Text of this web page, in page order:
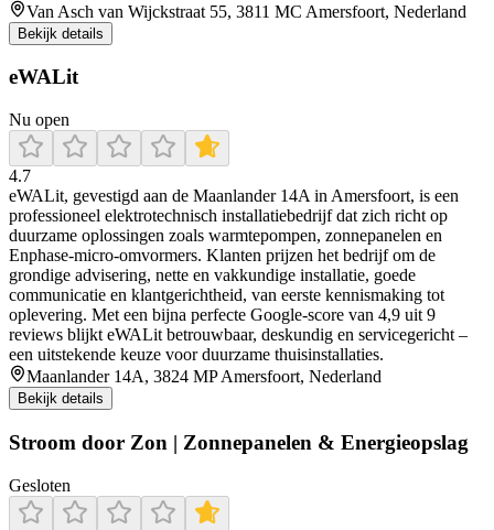
Van Asch van Wijckstraat 55, 3811 MC Amersfoort, Nederland
Bekijk details
eWALit
Nu open
4.7
eWALit, gevestigd aan de Maanlander 14A in Amersfoort, is een
professioneel elektrotechnisch installatiebedrijf dat zich richt op
duurzame oplossingen zoals warmtepompen, zonnepanelen en
Enphase-micro-omvormers. Klanten prijzen het bedrijf om de
grondige advisering, nette en vakkundige installatie, goede
communicatie en klantgerichtheid, van eerste kennismaking tot
oplevering. Met een bijna perfecte Google-score van 4,9 uit 9
reviews blijkt eWALit betrouwbaar, deskundig en servicegericht –
een uitstekende keuze voor duurzame thuisinstallaties.
Maanlander 14A, 3824 MP Amersfoort, Nederland
Bekijk details
Stroom door Zon | Zonnepanelen & Energieopslag
Gesloten